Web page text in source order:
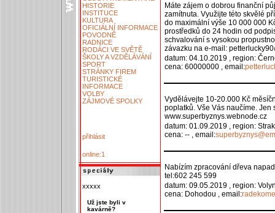
HISTORIE
INSTITUCE
KULTURA
OFICIÁLNÍ INFORMACE
POVODNĚ
RADNICE
RODÁCI VE SVĚTĚ
ŠKOLY A VZDĚLÁVÁNÍ
SPORT
STRÁNKY FIREM
TURISTICKÉ
INFORMACE
VOLBY
ZÁJMOVÉ SPOLKY
přihlásit
online:1
xxxxx
Už jste byli v
kavárně?
Máte zájem o dobrou finanční
zamítnuta. Využijte této skvělé
do maximální výše 10 000 000
prostředků do 24 hodin od
schvalování s vysokou
závazku na e-mail:
datum: 04.10.2019 , region:
cena: 60000000 , email:
Vydělávejte 10-20.000 Kč
poplatků. Vše Vás naučíme.
www.superbyznys.webnode.cz
datum: 01.09.2019 , region:
cena: -- , email:
Nabízím zpracování dřeva
tel:602 245 599
datum: 09.05.2019 , region:
cena: Dohodou , email: